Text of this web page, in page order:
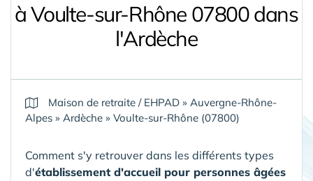
à Voulte-sur-Rhône 07800 dans
l'Ardèche
Maison de retraite / EHPAD » Auvergne-Rhône-
Alpes » Ardèche » Voulte-sur-Rhône (07800)
Comment s'y retrouver dans les différents types
d'établissement d'accueil pour personnes âgées